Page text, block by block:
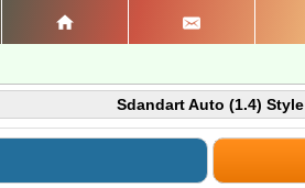
Sdandart Auto (1.4) Style